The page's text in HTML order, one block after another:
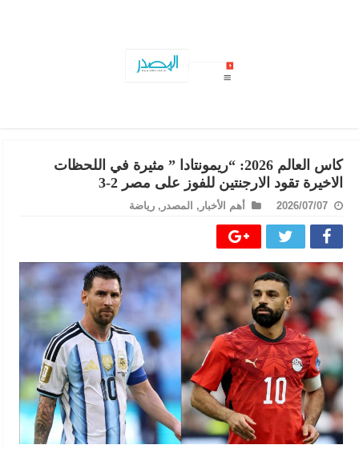
حصيلة الدورة الرابعة للبرلمان…المصادقة على 26 مشروع
كاس العالم 2026: “ريمونتادا ” مثيرة في اللحظات
الاخيرة تقود الارجنتين للفوز على مصر 2-3
2026/07/07 أهم الأخبار , المصدر , رياضة